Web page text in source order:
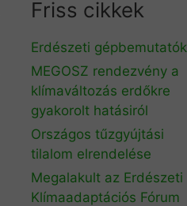
Friss cikkek
Erdészeti gépbemutatók
MEGOSZ rendezvény a
klímaváltozás erdőkre
gyakorolt hatásiról
Országos tűzgyújtási
tilalom elrendelése
Megalakult az Erdészeti
Klímaadaptációs Fórum